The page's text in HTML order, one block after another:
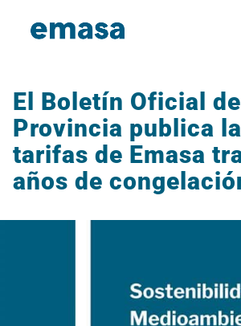
El Boletín Oficial
Provincia publica
tarifas de Emasa
años de